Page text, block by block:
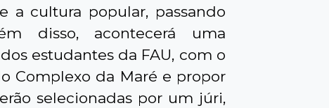
a cultura popular, passando
disso, acontecerá uma
estudantes da FAU, com o
Complexo da Maré e propor
selecionadas por um júri,